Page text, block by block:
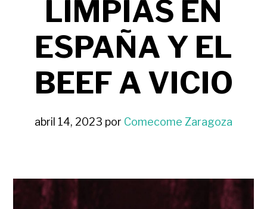
LIMPIAS EN
ESPAÑA Y EL
BEEF A VICIO
abril 14, 2023 por Comecome Zaragoza